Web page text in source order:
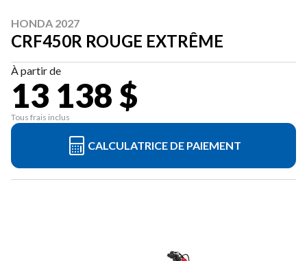
HONDA 2027
CRF450R ROUGE EXTRÊME
À partir de
13 138 $
Tous frais inclus
CALCULATRICE DE PAIEMENT